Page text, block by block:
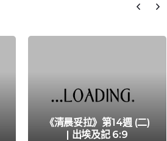
《清晨妥拉》第14週 (二)
| 出埃及記 6:9